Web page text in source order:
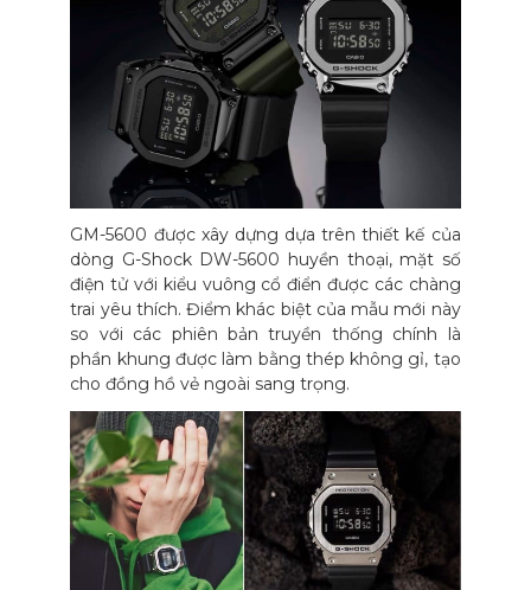
GM-5600 được xây dựng dựa trên thiết kế của
dòng G-Shock DW-5600 huyền thoại, mặt số
điện tử với kiểu vuông cổ điển được các chàng
trai yêu thích. Điểm khác biệt của mẫu mới này
so với các phiên bản truyền thống chính là
phần khung được làm bằng thép không gỉ, tạo
cho đồng hồ vẻ ngoài sang trọng.